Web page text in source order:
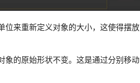
位来重新定义对象的大小，这使得摆放
象的原始形状不变。这是通过分别移动